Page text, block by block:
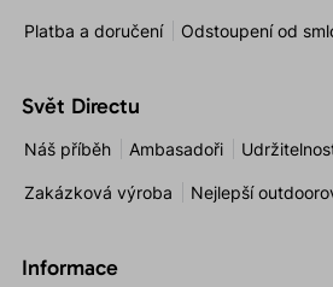
Platba a doručení Odstoupení od
Svět Directu
Náš příběh Ambasadoři
Zakázková výroba Nejlepší
Informace